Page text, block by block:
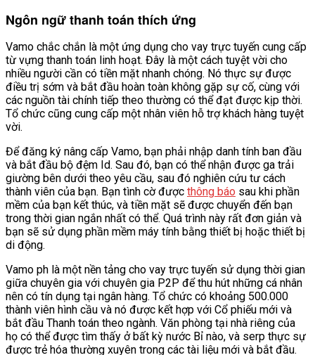
Ngôn ngữ thanh toán thích ứng
Vamo chắc chắn là một ứng dụng cho vay trực tuyến cung cấp
từ vựng thanh toán linh hoạt. Đây là một cách tuyệt vời cho
nhiều người cần có tiền mặt nhanh chóng. Nó thực sự được
điều trị sớm và bắt đầu hoàn toàn không gặp sự cố, cùng với
các nguồn tài chính tiếp theo thường có thể đạt được kịp thời.
Tổ chức cũng cung cấp một nhân viên hỗ trợ khách hàng tuyệt
vời.
Để đăng ký nâng cấp Vamo, bạn phải nhập danh tính ban đầu
và bắt đầu bộ đệm Id. Sau đó, bạn có thể nhận được ga trải
giường bên dưới theo yêu cầu, sau đó nghiên cứu tư cách
thành viên của bạn. Bạn tình cờ được thông báo sau khi phần
mềm của bạn kết thúc, và tiền mặt sẽ được chuyển đến bạn
trong thời gian ngắn nhất có thể. Quá trình này rất đơn giản và
bạn sẽ sử dụng phần mềm máy tính bằng thiết bị hoặc thiết bị
di động.
Vamo ph là một nền tảng cho vay trực tuyến sử dụng thời gian
giữa chuyên gia với chuyên gia P2P để thu hút những cá nhân
nên có tín dụng tại ngân hàng. Tổ chức có khoảng 500.000
thành viên hình cầu và nó được kết hợp với Cổ phiếu mới và
bắt đầu Thanh toán theo ngành. Văn phòng tại nhà riêng của
họ có thể được tìm thấy ở bất kỳ nước Bỉ nào, và serp thực sự
được trẻ hóa thường xuyên trong các tài liệu mới và bắt đầu.